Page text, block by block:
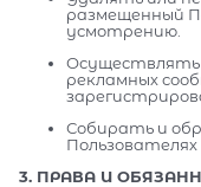
размещенный
усмотрению.
Осуществлять
рекламных
Собирать и
Пользователях
3. ПРАВА И